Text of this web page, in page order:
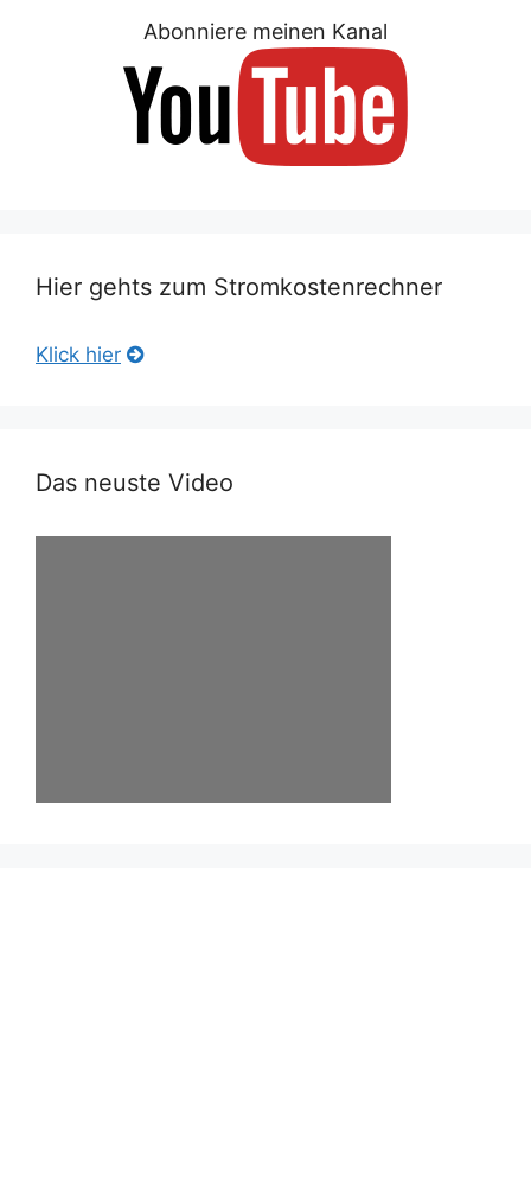
Abonniere meinen Kanal
Hier gehts zum Stromkostenrechner
Klick hier
Das neuste Video